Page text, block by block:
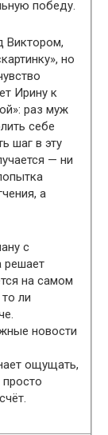
победу.
Виктором,
но
Ирину к
раз муж
себе
шаг в эту
— ни
а
с
решает
на самом
ли
новости
ощущать,